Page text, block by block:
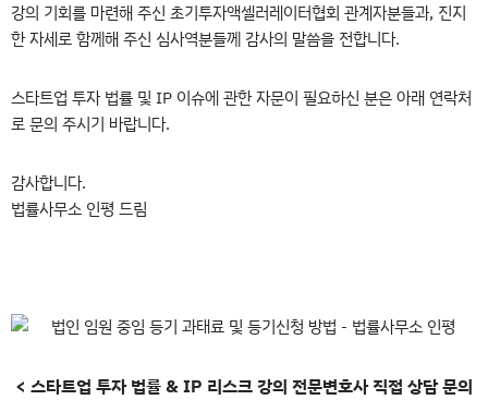
강의 기회를 마련해 주신 초기투자액셀러레이터협회 관계자분들과, 진지
한 자세로 함께해 주신 심사역분들께 감사의 말씀을 전합니다.
스타트업 투자 법률 및 IP 이슈에 관한 자문이 필요하신 분은 아래 연락처
로 문의 주시기 바랍니다.
감사합니다.
법률사무소 인평 드림
< 스타트업 투자 법률 & IP 리스크 강의 전문변호사 직접 상담 문의